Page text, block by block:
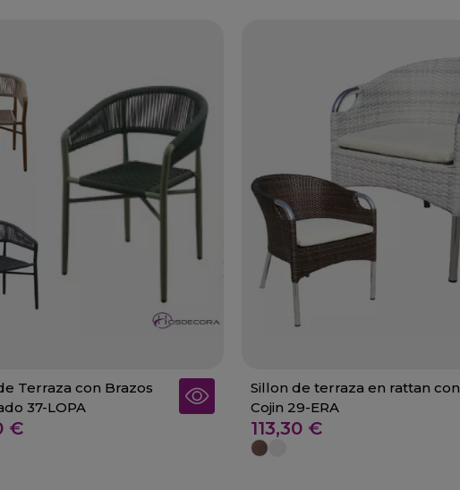
Terraza con Brazos
37-LOPA
€
Sillon de terraza en rattan con
Cojin 29-ERA
113,30 €